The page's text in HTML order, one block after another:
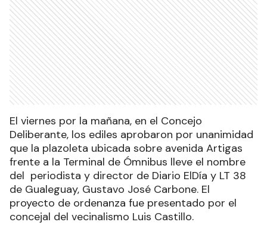
El viernes por la mañana, en el Concejo
Deliberante, los ediles aprobaron por unanimidad
que la plazoleta ubicada sobre avenida Artigas
frente a la Terminal de Ómnibus lleve el nombre
del periodista y director de Diario ElDía y LT 38
de Gualeguay, Gustavo José Carbone. El
proyecto de ordenanza fue presentado por el
concejal del vecinalismo Luis Castillo.